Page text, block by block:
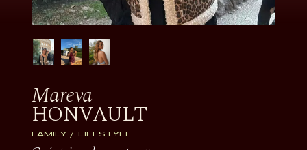
Mareva
HONVAULT
FAMILY LIFESTYLE